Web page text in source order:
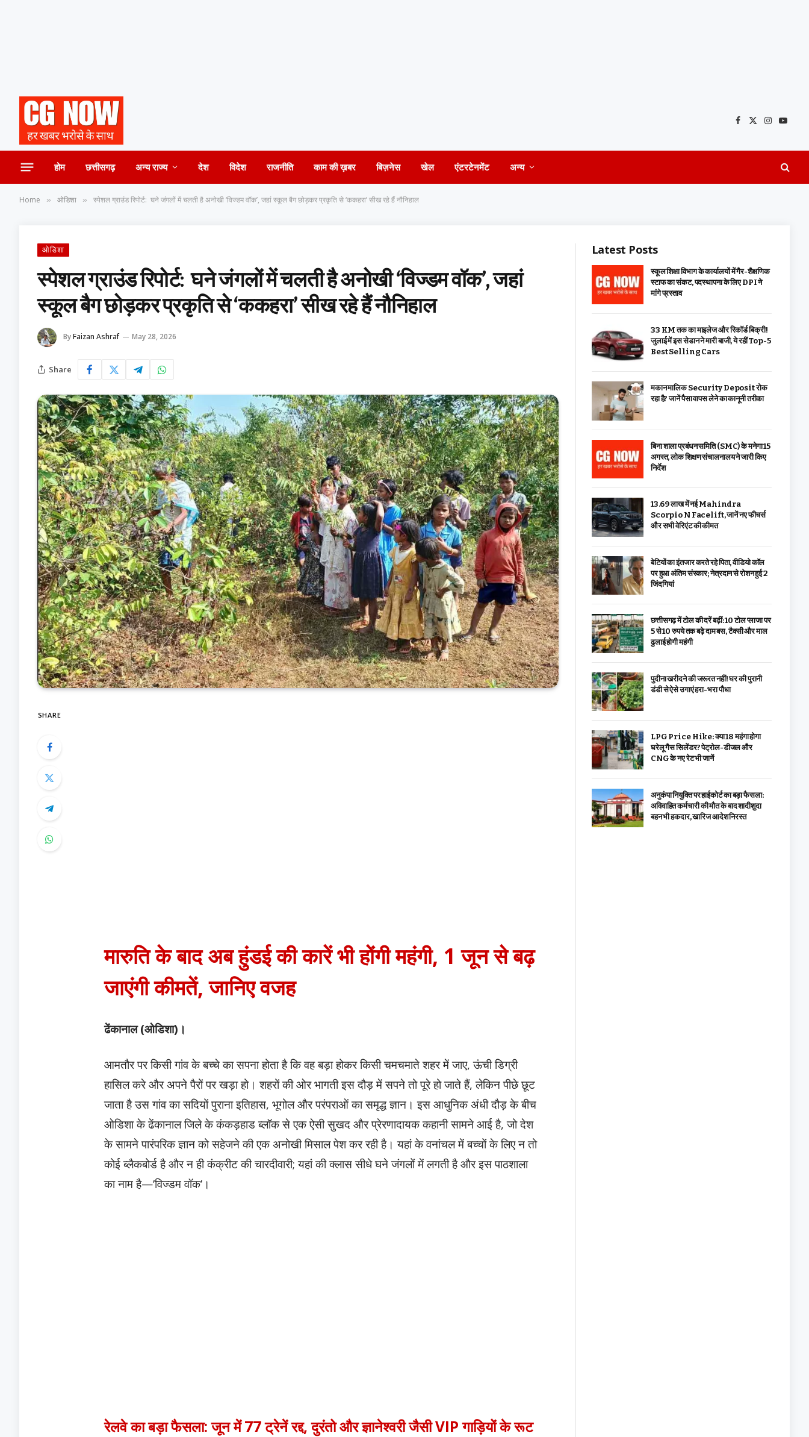
Facebook
X
Instagram
होम छत्तीसगढ़ अन्य राज्य देश विदेश राजनीति काम की ख़बर बिज़नेस खेल एंटरटेनमेंट अन्य
Home » ओडिशा » स्पेशल ग्राउंड रिपोर्ट: घने जंगलों में चलती है अनोखी ‘विज्डम वॉक’, जहां स्कूल बैग छोड़कर प्रकृति से ‘ककहरा’ सीख रहे हैं नौनिहाल
ओडिशा
स्पेशल ग्राउंड रिपोर्ट: घने जंगलों में चलती है अनोखी ‘विज्डम वॉक’, जहां
स्कूल बैग छोड़कर प्रकृति से ‘ककहरा’ सीख रहे हैं नौनिहाल
ByFaizan Ashraf May 28, 2026
Share
SHARE
मारुति के बाद अब हुंडई की कारें भी होंगी महंगी, 1 जून से बढ़
जाएंगी कीमतें, जानिए वजह
ढेंकानाल (ओडिशा)।
आमतौर पर किसी गांव के बच्चे का सपना होता है कि वह बड़ा होकर किसी चमचमाते शहर में जाए, ऊंची डिग्री
हासिल करे और अपने पैरों पर खड़ा हो। शहरों की ओर भागती इस दौड़ में सपने तो पूरे हो जाते हैं, लेकिन पीछे छूट
जाता है उस गांव का सदियों पुराना इतिहास, भूगोल और परंपराओं का समृद्ध ज्ञान। इस आधुनिक अंधी दौड़ के बीच
ओडिशा के ढेंकानाल जिले के कंकड़हाड ब्लॉक से एक ऐसी सुखद और प्रेरणादायक कहानी सामने आई है, जो देश
के सामने पारंपरिक ज्ञान को सहेजने की एक अनोखी मिसाल पेश कर रही है। यहां के वनांचल में बच्चों के लिए न तो
कोई ब्लैकबोर्ड है और न ही कंक्रीट की चारदीवारी; यहां की क्लास सीधे घने जंगलों में लगती है और इस पाठशाला
का नाम है—’विज्डम वॉक’।
रेलवे का बड़ा फैसला: जून में 77 ट्रेनें रद्द, दुरंतो और ज्ञानेश्वरी जैसी VIP गाड़ियों के रूट
Latest Posts
स्कूल शिक्षा विभाग के कार्यालयों में गैर-शैक्षणिक
स्टाफ का संकट, पदस्थापना के लिए DPI ने
मांगे प्रस्ताव
33 KM तक का माइलेज और रिकॉर्ड बिक्री!
जुलाई में इस सेडान ने मारी बाजी, ये रहीं Top-5
Best Selling Cars
मकान मालिक Security Deposit रोक
रहा है? जानें पैसा वापस लेने का कानूनी तरीका
बिना शाला प्रबंधन समिति (SMC) के मनेगा 15
अगस्त, लोक शिक्षण संचालनालय ने जारी किए
निर्देश
₹13.69 लाख में नई Mahindra
Scorpio N Facelift, जानें नए फीचर्स
और सभी वेरिएंट की कीमत
बेटियों का इंतजार करते रहे पिता, वीडियो कॉल
पर हुआ अंतिम संस्कार; नेत्रदान से रोशन हुई 2
जिंदगियां
छत्तीसगढ़ में टोल की दरें बढ़ीं: 10 टोल प्लाजा पर
5 से 10 रुपये तक बढ़े दाम बस, टैक्सी और माल
ढुलाई होगी महंगी
पुदीना खरीदने की जरूरत नहीं! घर की पुरानी
डंडी से ऐसे उगाएं हरा-भरा पौधा
LPG Price Hike: क्या ₹18 महंगा होगा
घरेलू गैस सिलेंडर? पेट्रोल-डीजल और
CNG के नए रेट भी जानें
अनुकंपा नियुक्ति पर हाईकोर्ट का बड़ा फैसला:
अविवाहित कर्मचारी की मौत के बाद शादीशुदा
बहन भी हकदार, खारिज आदेश निरस्त